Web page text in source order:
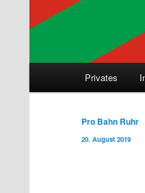
Privates
Pro Bahn Ruhr
20. August 2019